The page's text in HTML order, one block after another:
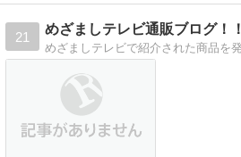
21
めざましテレビ通販ブログ！！